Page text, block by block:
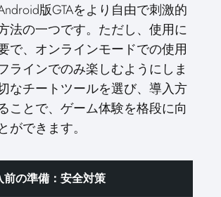
版GTAをより自由で刺激的
法の一つです。ただし、使用に
で、オンラインモードでの使用
ラインでのみ楽しむようにしま
なチートツールを選び、導入方
ことで、ゲーム体験を格段に向
ができます。
前の準備：安全対策